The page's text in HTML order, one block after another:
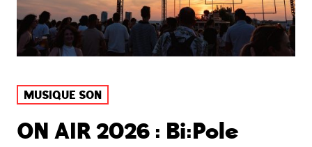
MUSIQUE SON
ON AIR 2026 : Bi:Pole